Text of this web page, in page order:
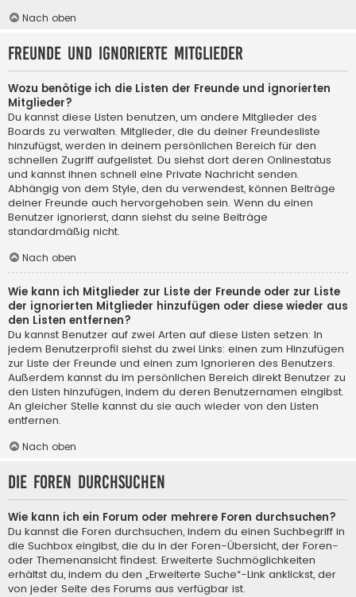
Nach oben
Freunde und ignorierte Mitglieder
Wozu benötige ich die Listen der Freunde und ignorierten
Mitglieder?
Du kannst diese Listen benutzen, um andere Mitglieder des
Boards zu verwalten. Mitglieder, die du deiner Freundesliste
hinzufügst, werden in deinem persönlichen Bereich für den
schnellen Zugriff aufgelistet. Du siehst dort deren Onlinestatus
und kannst ihnen schnell eine Private Nachricht senden.
Abhängig von dem Style, den du verwendest, können Beiträge
deiner Freunde auch hervorgehoben sein. Wenn du einen
Benutzer ignorierst, dann siehst du seine Beiträge
standardmäßig nicht.
Nach oben
Wie kann ich Mitglieder zur Liste der Freunde oder zur Liste
der ignorierten Mitglieder hinzufügen oder diese wieder aus
den Listen entfernen?
Du kannst Benutzer auf zwei Arten auf diese Listen setzen: In
jedem Benutzerprofil siehst du zwei Links: einen zum Hinzufügen
zur Liste der Freunde und einen zum Ignorieren des Benutzers.
Außerdem kannst du im persönlichen Bereich direkt Benutzer zu
den Listen hinzufügen, indem du deren Benutzernamen eingibst.
An gleicher Stelle kannst du sie auch wieder von den Listen
entfernen.
Nach oben
Die Foren durchsuchen
Wie kann ich ein Forum oder mehrere Foren durchsuchen?
Du kannst die Foren durchsuchen, indem du einen Suchbegriff in
die Suchbox eingibst, die du in der Foren-Übersicht, der Foren-
oder Themenansicht findest. Erweiterte Suchmöglichkeiten
erhältst du, indem du den „Erweiterte Suche“-Link anklickst, der
von jeder Seite des Forums aus verfügbar ist.